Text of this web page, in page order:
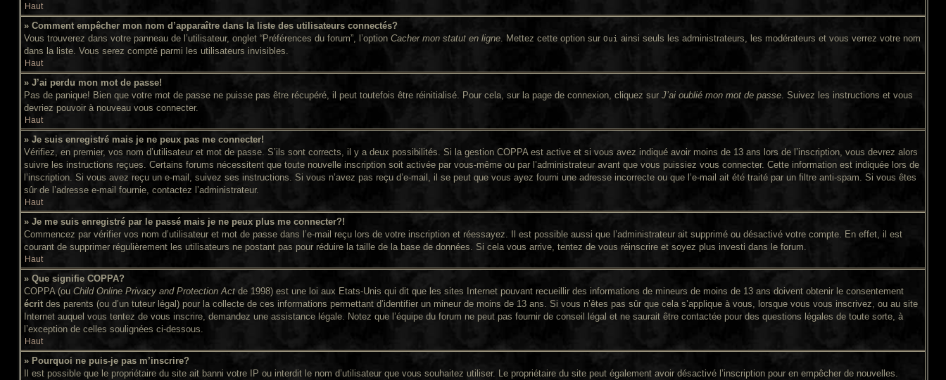
Haut
» Comment empêcher mon nom d’apparaître dans la liste des utilisateurs connectés?
Vous trouverez dans votre panneau de l’utilisateur, onglet “Préférences du forum”, l’option Cacher mon statut en ligne. Mettez cette option sur Oui ainsi seuls les administrateurs, les modérateurs et vous verrez votre nom
dans la liste. Vous serez compté parmi les utilisateurs invisibles.
Haut
» J’ai perdu mon mot de passe!
Pas de panique! Bien que votre mot de passe ne puisse pas être récupéré, il peut toutefois être réinitialisé. Pour cela, sur la page de connexion, cliquez sur J’ai oublié mon mot de passe. Suivez les instructions et vous
devriez pouvoir à nouveau vous connecter.
Haut
» Je suis enregistré mais je ne peux pas me connecter!
Vérifiez, en premier, vos nom d’utilisateur et mot de passe. S’ils sont corrects, il y a deux possibilités. Si la gestion COPPA est active et si vous avez indiqué avoir moins de 13 ans lors de l’inscription, vous devrez alors
suivre les instructions reçues. Certains forums nécessitent que toute nouvelle inscription soit activée par vous-même ou par l’administrateur avant que vous puissiez vous connecter. Cette information est indiquée lors de
l’inscription. Si vous avez reçu un e-mail, suivez ses instructions. Si vous n’avez pas reçu d’e-mail, il se peut que vous ayez fourni une adresse incorrecte ou que l’e-mail ait été traité par un filtre anti-spam. Si vous êtes
sûr de l’adresse e-mail fournie, contactez l’administrateur.
Haut
» Je me suis enregistré par le passé mais je ne peux plus me connecter?!
Commencez par vérifier vos nom d’utilisateur et mot de passe dans l’e-mail reçu lors de votre inscription et réessayez. Il est possible aussi que l’administrateur ait supprimé ou désactivé votre compte. En effet, il est
courant de supprimer régulièrement les utilisateurs ne postant pas pour réduire la taille de la base de données. Si cela vous arrive, tentez de vous réinscrire et soyez plus investi dans le forum.
Haut
» Que signifie COPPA?
COPPA (ou Child Online Privacy and Protection Act de 1998) est une loi aux Etats-Unis qui dit que les sites Internet pouvant recueillir des informations de mineurs de moins de 13 ans doivent obtenir le consentement
écrit des parents (ou d’un tuteur légal) pour la collecte de ces informations permettant d’identifier un mineur de moins de 13 ans. Si vous n’êtes pas sûr que cela s’applique à vous, lorsque vous vous inscrivez, ou au site
Internet auquel vous tentez de vous inscrire, demandez une assistance légale. Notez que l’équipe du forum ne peut pas fournir de conseil légal et ne saurait être contactée pour des questions légales de toute sorte, à
l’exception de celles soulignées ci-dessous.
Haut
» Pourquoi ne puis-je pas m’inscrire?
Il est possible que le propriétaire du site ait banni votre IP ou interdit le nom d’utilisateur que vous souhaitez utiliser. Le propriétaire du site peut également avoir désactivé l’inscription pour en empêcher de nouvelles.